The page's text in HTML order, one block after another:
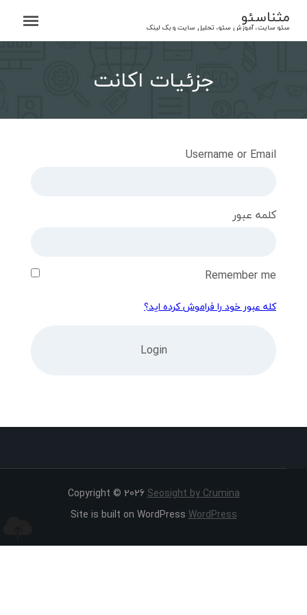
content
مثناسئو
سئو سایت، آموزش سئو، تحلیل سایت و بک لینک
جزئیات اکانت
Username or Email
کلمه عبور
Remember me
کله عبور خود را فراموش کرده اید؟
Copyright © 2026Seosight by Crumina
Site is built on WordPressWordPress